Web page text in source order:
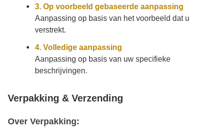
3. Op voorbeeld gebaseerde aanpassing
Aanpassing op basis van het voorbeeld dat u
verstrekt.
4. Volledige aanpassing
Aanpassing op basis van uw specifieke
beschrijvingen.
Verpakking & Verzending
Over Verpakking: